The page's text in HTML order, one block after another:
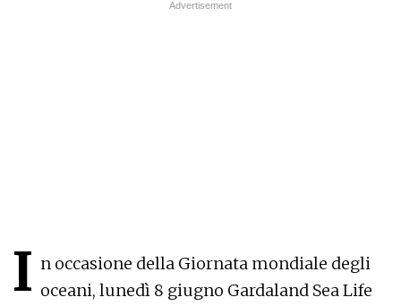
I n occasione della Giornata mondiale degli
oceani, lunedì 8 giugno Gardaland Sea Life